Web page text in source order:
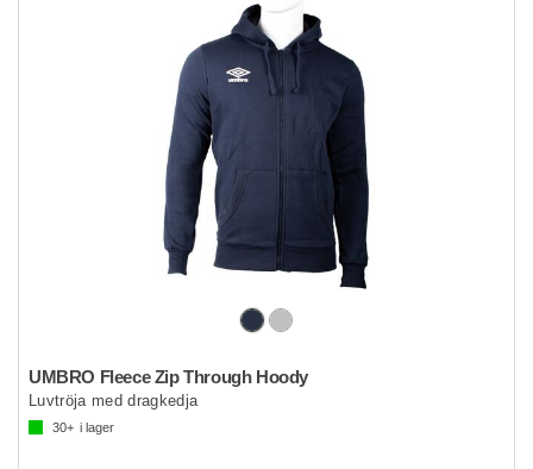
UMBRO Fleece Zip Through Hoody
Luvtröja med dragkedja
30+ i lager